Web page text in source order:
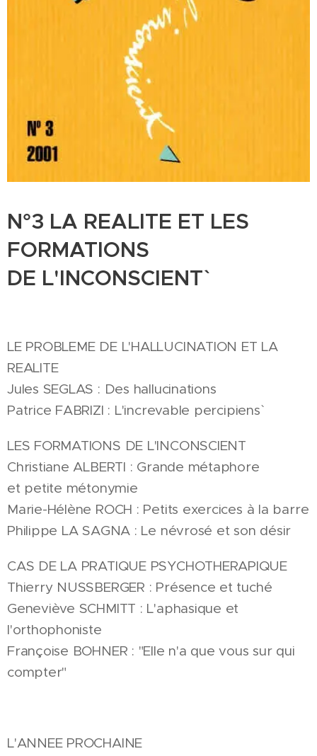
N°3 LA REALITE ET LES
FORMATIONS
DE L'INCONSCIENT`
LE PROBLEME DE L'HALLUCINATION ET LA
REALITE
Jules SEGLAS : Des hallucinations
Patrice FABRIZI : L'increvable percipiens`
LES FORMATIONS DE L'INCONSCIENT
Christiane ALBERTI : Grande métaphore
et petite métonymie
Marie-Hélène ROCH : Petits exercices à la barre
Philippe LA SAGNA : Le névrosé et son désir
CAS DE LA PRATIQUE PSYCHOTHERAPIQUE
Thierry NUSSBERGER : Présence et tuché
Geneviève SCHMITT : L'aphasique et
l'orthophoniste
Françoise BOHNER : "Elle n'a que vous sur qui
compter"
L'ANNEE PROCHAINE